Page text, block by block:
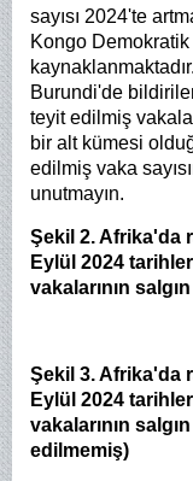
sayısı 2024'te
Kongo
Burundi'de
teyit edilmiş
bir alt kümesi
edilmiş vaka
unutmayın.
Şekil 2. Afrika'da
Eylül 2024
vakalarının
Şekil 3. Afrika'da
Eylül 2024
vakalarının
edilmemiş)